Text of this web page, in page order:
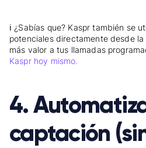
ℹ️ ¿Sabías que? Kaspr también se
potenciales directamente desde
más valor a tus llamadas
Kaspr hoy mismo.
4.
captación